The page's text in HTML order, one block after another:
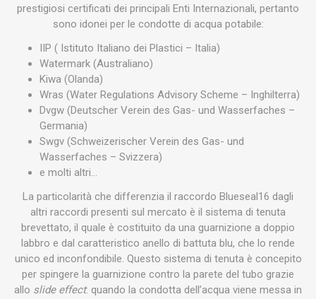
prestigiosi certificati dei principali Enti Internazionali, pertanto
sono idonei per le condotte di acqua potabile:
IIP ( Istituto Italiano dei Plastici – Italia)
Watermark (Australiano)
Kiwa (Olanda)
Wras (Water Regulations Advisory Scheme – Inghilterra)
Dvgw (Deutscher Verein des Gas- und Wasserfaches –
Germania)
Swgv (Schweizerischer Verein des Gas- und
Wasserfaches – Svizzera)
e molti altri…
La particolarità che differenzia il raccordo Blueseal16 dagli
altri raccordi presenti sul mercato è il sistema di tenuta
brevettato, il quale è costituito da una guarnizione a doppio
labbro e dal caratteristico anello di battuta blu, che lo rende
unico ed inconfondibile. Questo sistema di tenuta è concepito
per spingere la guarnizione contro la parete del tubo grazie
allo slide effect: quando la condotta dell’acqua viene messa in